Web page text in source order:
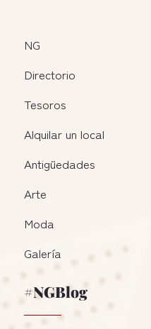
NG
Directorio
Tesoros
Alquilar un local
Antigüedades
Arte
Moda
Galería
#NGBlog